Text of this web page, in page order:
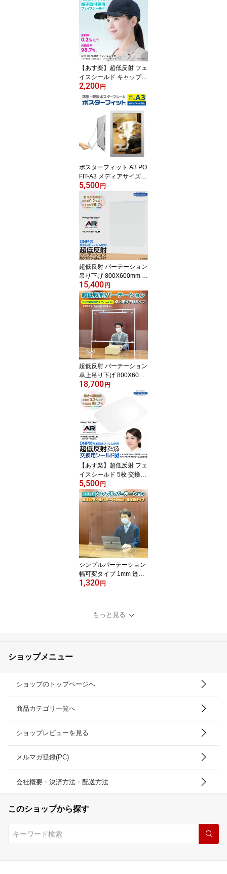
スク 感染対策 感染防止
飛沫対策 飛沫防止 視界
表情 インフルエンザ コ
ロナ コロナ対策 デルタ
オミクロン 医療 病院 作
業用 工場 コンサート 舞
台
【あす楽】超低反射 フェ
イスシールド キャップ 1
枚 日本製 透明 自社工場
低反射 反射防止 帽子 マ
スク 感染対策 感染防止
飛沫対策 飛沫防止 視界
表情 インフルエンザ コ
ロナ コロナ対策 医療 病
院 スポーツ観戦 作業用
工場 農作業 ガーデニン
グ 安全 庭 プロテガット
2,200円
ポスターフィット A3 PO
FIT-A3 メディアサイズ:A
3 シルバー 薄型 軽量 ポ
スターフレーム 額縁 ス
リム A3ポスターフレー
ム ポスター額縁 a3フレ
ーム ポスター額 カレン
ダーフレーム 写真フレー
ム 壁掛け額縁 簡単 マグ
ネット シンプル 推し活
デコ 日本製 オフィス 商
業施設
5,500円
超低反射 パーテーション
吊り下げ 800X600mm カ
ーテン フィルム 日本製
自社工場 透明 反射防止
薄型 軽量 感染対策 感染
防止 飛沫対策 飛沫防止
透明パーテーション 仕切
り板 コロナ対策 コロナ
インフルエンザ オフィス
受付 学校 プロテガット
15,400円
超低反射 パーテーション
卓上吊り下げ 800X600m
m フィルム 日本製 自社
工場 透明 反射防止 薄型
軽量 感染対策 感染防止
飛沫対策 飛沫防止 透明
パーテーション 仕切り板
コロナ対策 コロナ イン
フルエンザ オフィス 受
付 窓口 学校 プロテガッ
ト
18,700円
【あす楽】超低反射 フェ
イスシールド 5枚 交換用
シールド フィルム 日本
製 簡易梱包 透明 自社工
場 低反射 反射防止 マス
ク 感染対策 感染防止 飛
沫対策 飛沫防止 フェイ
スガード コロナ コロナ
対策 インフルエンザ デ
ルタ オミクロン プロテ
ガット プロテガットAR
5,500円
シンプルパーテーション
幅可変タイプ 1mm 透明
日本製 自社工場 組立式
ンフルエンザ 1mm厚 薄
型 軽量 折り曲げ パーテ
1,320円
もっと見る
ショップメニュー
ショップのトップページへ
商品カテゴリ一覧へ
ショップレビューを見る
メルマガ登録(PC)
会社概要・決済方法・配送方法
このショップから探す